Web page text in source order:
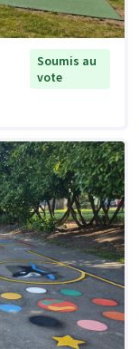
Soumis au
vote